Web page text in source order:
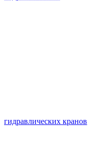
гидравлических кранов